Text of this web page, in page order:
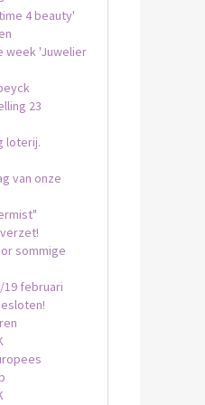
4 beauty'
week 'Juwelier
23
loterij.
van onze
sommige
februari